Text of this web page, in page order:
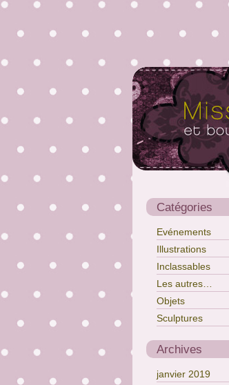
Catégories
Evénements
Illustrations
Inclassables
Les autres…
Objets
Sculptures
Archives
janvier 2019